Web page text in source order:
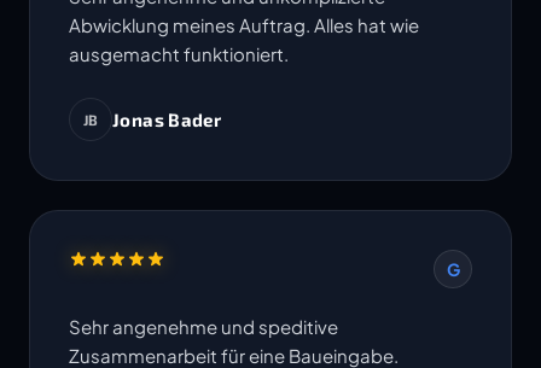
Abwicklung meines Auftrag. Alles hat wie
ausgemacht funktioniert.
JB Jonas Bader
G
Sehr angenehme und speditive
Zusammenarbeit für eine Baueingabe.